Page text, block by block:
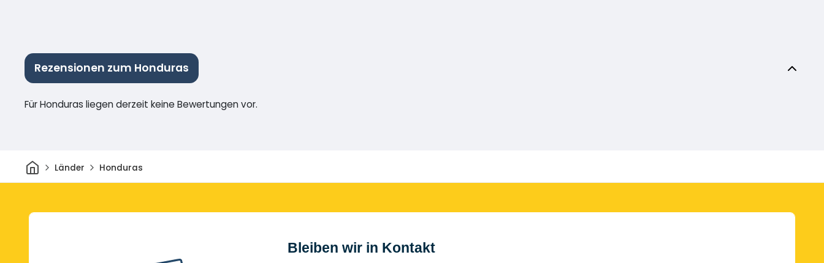
Rezensionen zum Honduras
Für Honduras liegen derzeit keine Bewertungen vor.
HeimLänder Honduras
Bleiben wir in Kontakt